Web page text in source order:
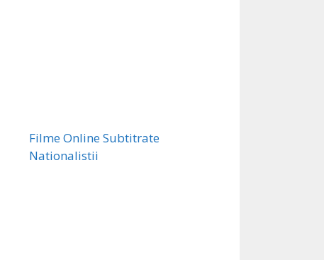
Filme Online Subtitrate
Nationalistii